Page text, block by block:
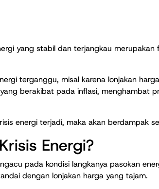
yang stabil dan terjangkau
terganggu, misal karena lonjakan
berakibat pada inflasi, menghambat
energi terjadi, maka akan berdampak
Energi?
pada kondisi langkanya pasokan
dengan lonjakan harga yang tajam.